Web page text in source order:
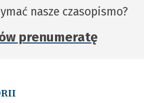
nasze czasopismo?
prenumeratę